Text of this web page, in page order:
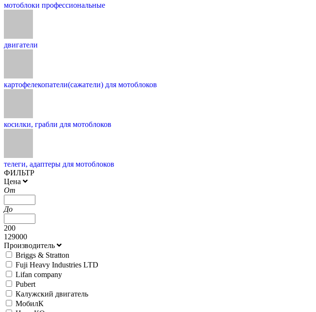
мотоблоки профессиональные
двигатели
картофелекопатели(сажатели) для мотоблоков
косилки, грабли для мотоблоков
телеги, адаптеры для мотоблоков
ФИЛЬТР
Цена
От
До
200
129000
Производитель
Briggs & Stratton
Fuji Heavy Industries LTD
Lifan company
Pubert
Калужский двигатель
МобилК